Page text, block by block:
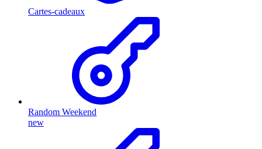
Cartes-cadeaux
Random Weekend
new